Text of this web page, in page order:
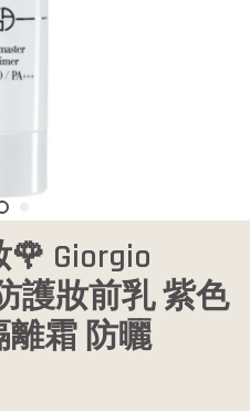
🌹 Giorgio
護妝前乳 紫色
離霜 防曬